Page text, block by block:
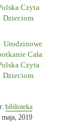
bibliotekaOpublikowano
w
maja, 2019